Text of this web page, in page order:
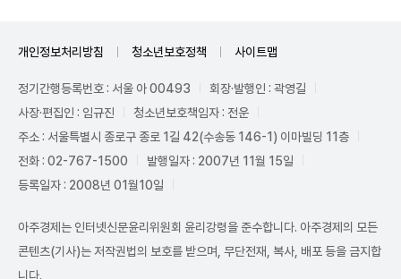
개인정보처리방침 청소년보호정책 사이트맵
정기간행등록번호 : 서울 아 00493
회장·발행인 : 곽영길
사장·편집인 : 임규진
청소년보호책임자 : 전운
주소 : 서울특별시 종로구 종로 1길 42(수송동 146-1) 이마빌딩 11층
전화 : 02-767-1500
발행일자 : 2007년 11월 15일
등록일자 : 2008년 01월10일
아주경제는 인터넷신문윤리위원회 윤리강령을 준수합니다. 아주경제의 모든
콘텐츠(기사)는 저작권법의 보호를 받으며, 무단전재, 복사, 배포 등을 금지합
니다.